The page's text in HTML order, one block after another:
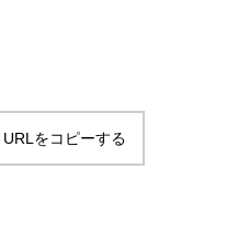
をコピーする